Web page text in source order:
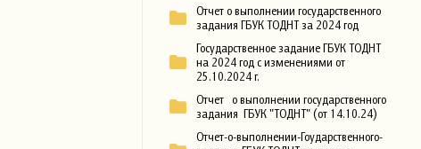
Отчет о выполнении государственного
задания ГБУК ТОДНТ за 2024 год
Государственное задание ГБУК ТОДНТ
на 2024 год с изменениями от
25.10.2024 г.
Отчет о выполнении государственного
задания ГБУК "ТОДНТ" (от 14.10.24)
Отчет-о-выполнении-Гоударственного-